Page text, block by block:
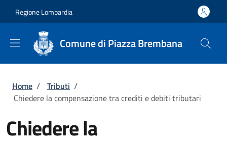
Regione Lombardia
Comune di Piazza Brembana
Briciole di pane
Home / Tributi /
Chiedere la compensazione tra crediti e debiti tributari
Chiedere la